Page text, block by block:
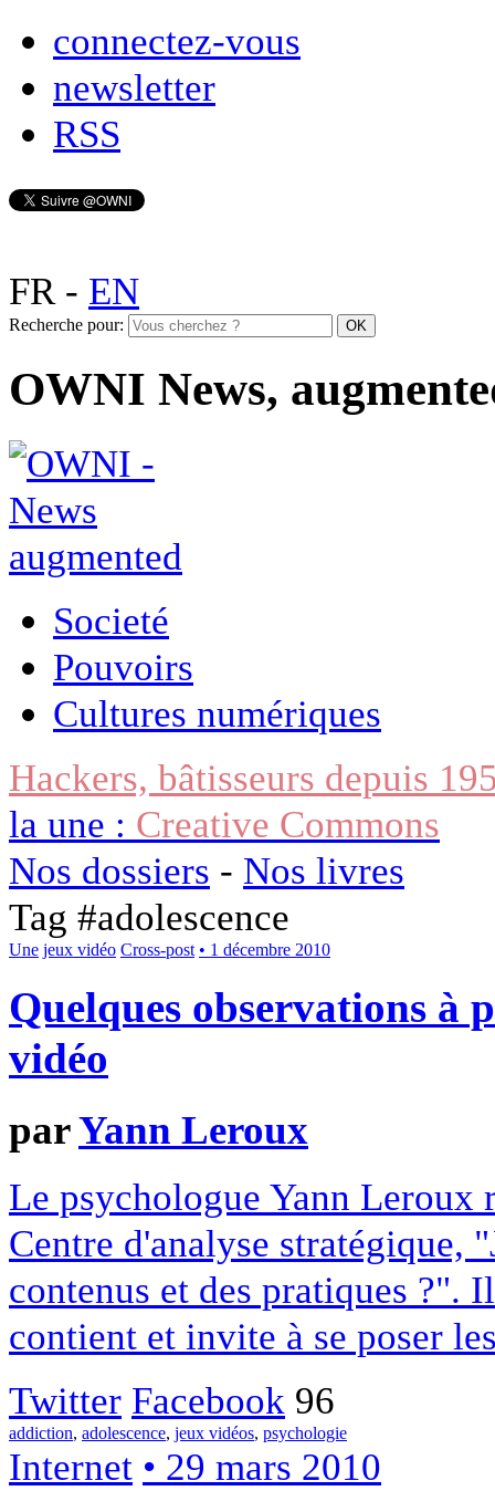
connectez-vous
newsletter
RSS
FR- EN
Recherche pour:
OWNI News,
Societé
Pouvoirs
Cultures numériques
Hackers, bâtisseurs depuis
la une : Creative Commons
Nos dossiers - Nos livres
Tag #adolescence
Une jeux vidéo Cross-post • 1 décembre 2010
Quelques observations à
vidéo
parYann Leroux
Le psychologue Yann Leroux
Centre d'analyse stratégique,
contenus et des pratiques ?".
contient et invite à se poser
Twitter Facebook 96
addiction, adolescence, jeux vidéos, psychologie
Internet • 29 mars 2010